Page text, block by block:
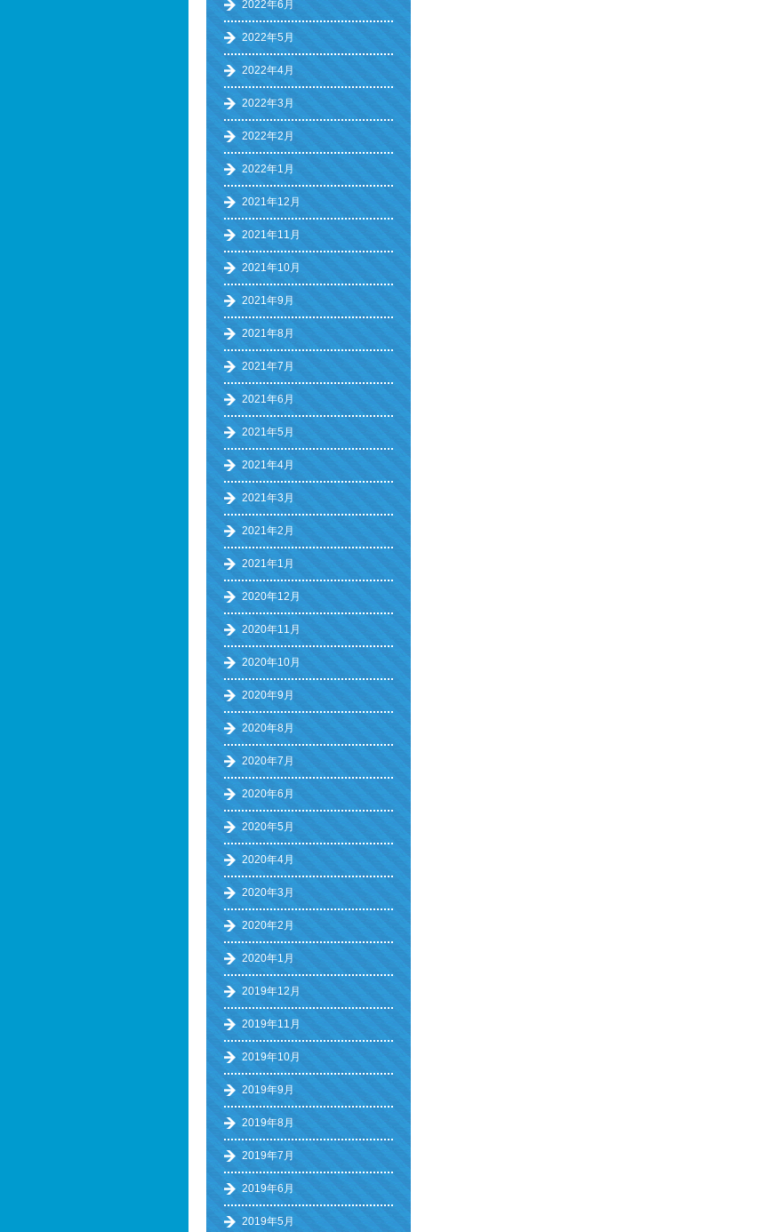
2022年6月
2022年5月
2022年4月
2022年3月
2022年2月
2022年1月
2021年12月
2021年11月
2021年10月
2021年9月
2021年8月
2021年7月
2021年6月
2021年5月
2021年4月
2021年3月
2021年2月
2021年1月
2020年12月
2020年11月
2020年10月
2020年9月
2020年8月
2020年7月
2020年6月
2020年5月
2020年4月
2020年3月
2020年2月
2020年1月
2019年12月
2019年11月
2019年10月
2019年9月
2019年8月
2019年7月
2019年6月
2019年5月